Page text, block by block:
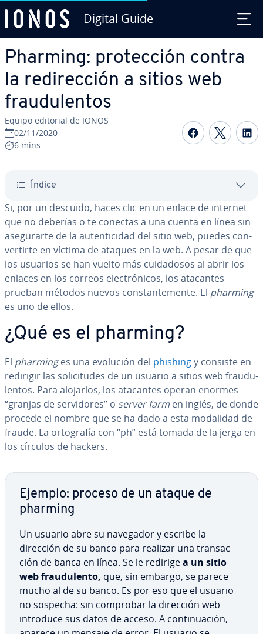
Digital Guide
Pharming: pro­te­c­ción contra
la re­di­re­c­ción a sitios web
frau­du­le­n­tos
Equipo editorial de IONOS
02/11/2020
6 mins
Compartir
Índice
Si, por un descuido, haces clic en un enlace de internet
que no deberías o te conectas a una cuenta en línea sin
ase­gu­rar­te de la au­te­n­ti­ci­dad del sitio web, puedes co­n­
ve­r­ti­r­te en víctima de ataques en la web. A pesar de que
los usuarios se han vuelto más cui­da­do­sos al abrir los
enlaces en los correos ele­c­tró­ni­cos, los atacantes
prueban métodos nuevos co­n­s­ta­n­te­me­n­te. El pharming
es uno de ellos.
¿Qué es el pharming?
El pharminges una evolución del phishingy consiste en
redirigir las so­li­ci­tu­des de un usuario a sitios web frau­du­
le­n­tos. Para alojarlos, los atacantes operan enormes
“granjas de se­r­vi­do­res” o server farm en inglés, de donde
procede el nombre que se ha dado a esta modalidad de
fraude. La or­to­gra­fía con “ph” está tomada de la jerga en
los círculos de hackers.
Ejemplo: proceso de un ataque de
pharming
Un usuario abre su navegador y escribe la
dirección de su banco para realizar una tra­n­sac­
ción de banca en línea. Se le redirigea un sitio
web frau­du­le­n­to, que, sin embargo, se parece
mucho al de su banco. Es por eso que el usuario
no sospecha: sin comprobar la dirección web
introduce sus datos de acceso. A co­n­ti­nua­ción,